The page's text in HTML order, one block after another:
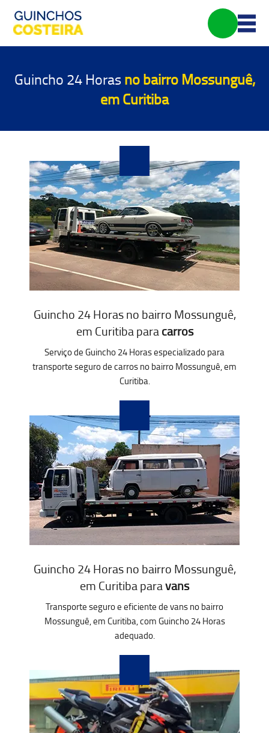
Guincho 24 Horas no bairro Mossunguê,
em Curitiba
Guincho 24 Horas no bairro Mossunguê,
em Curitiba paracarros
Serviço de Guincho 24 Horas especializado para
transporte seguro de carros no bairro Mossunguê, em
Curitiba.
Guincho 24 Horas no bairro Mossunguê,
em Curitiba paravans
Transporte seguro e eficiente de vans no bairro
Mossunguê, em Curitiba, com Guincho 24 Horas
adequado.